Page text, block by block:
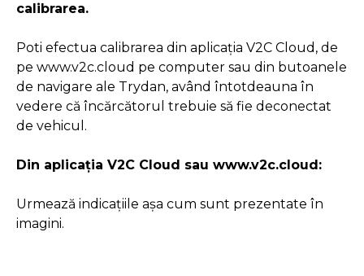
calibrarea.
Poti efectua calibrarea din aplicația V2C Cloud, de
pe www.v2c.cloud pe computer sau din butoanele
de navigare ale Trydan, având întotdeauna în
vedere că încărcătorul trebuie să fie deconectat
de vehicul.
Din aplicația V2C Cloud sau www.v2c.cloud:
Urmează indicațiile așa cum sunt prezentate în
imagini.